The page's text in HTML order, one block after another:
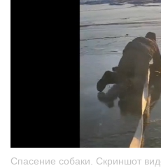
Спасение собаки. Скриншот